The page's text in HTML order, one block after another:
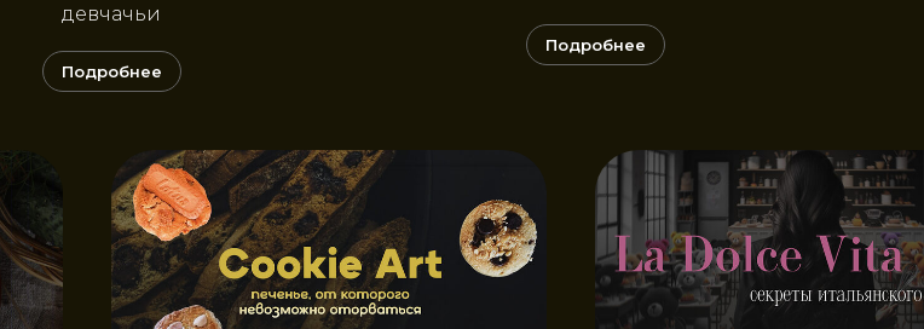
девчачьи
Подробнее
Подробнее